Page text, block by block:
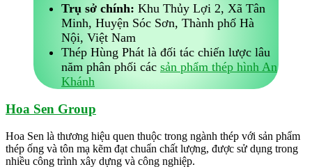
Trụ sở chính: Khu Thủy Lợi 2, Xã Tân
Minh, Huyện Sóc Sơn, Thành phố Hà
Nội, Việt Nam
Thép Hùng Phát là đối tác chiến lược lâu
năm phân phối các sản phẩm thép hình An
Khánh
Hoa Sen Group
Hoa Sen là thương hiệu quen thuộc trong ngành thép với sản phẩm
thép ống và tôn mạ kẽm đạt chuẩn chất lượng, được sử dụng trong
nhiều công trình xây dựng và công nghiệp.